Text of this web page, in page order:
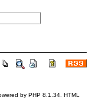
by PHP 8.1.34. HTML